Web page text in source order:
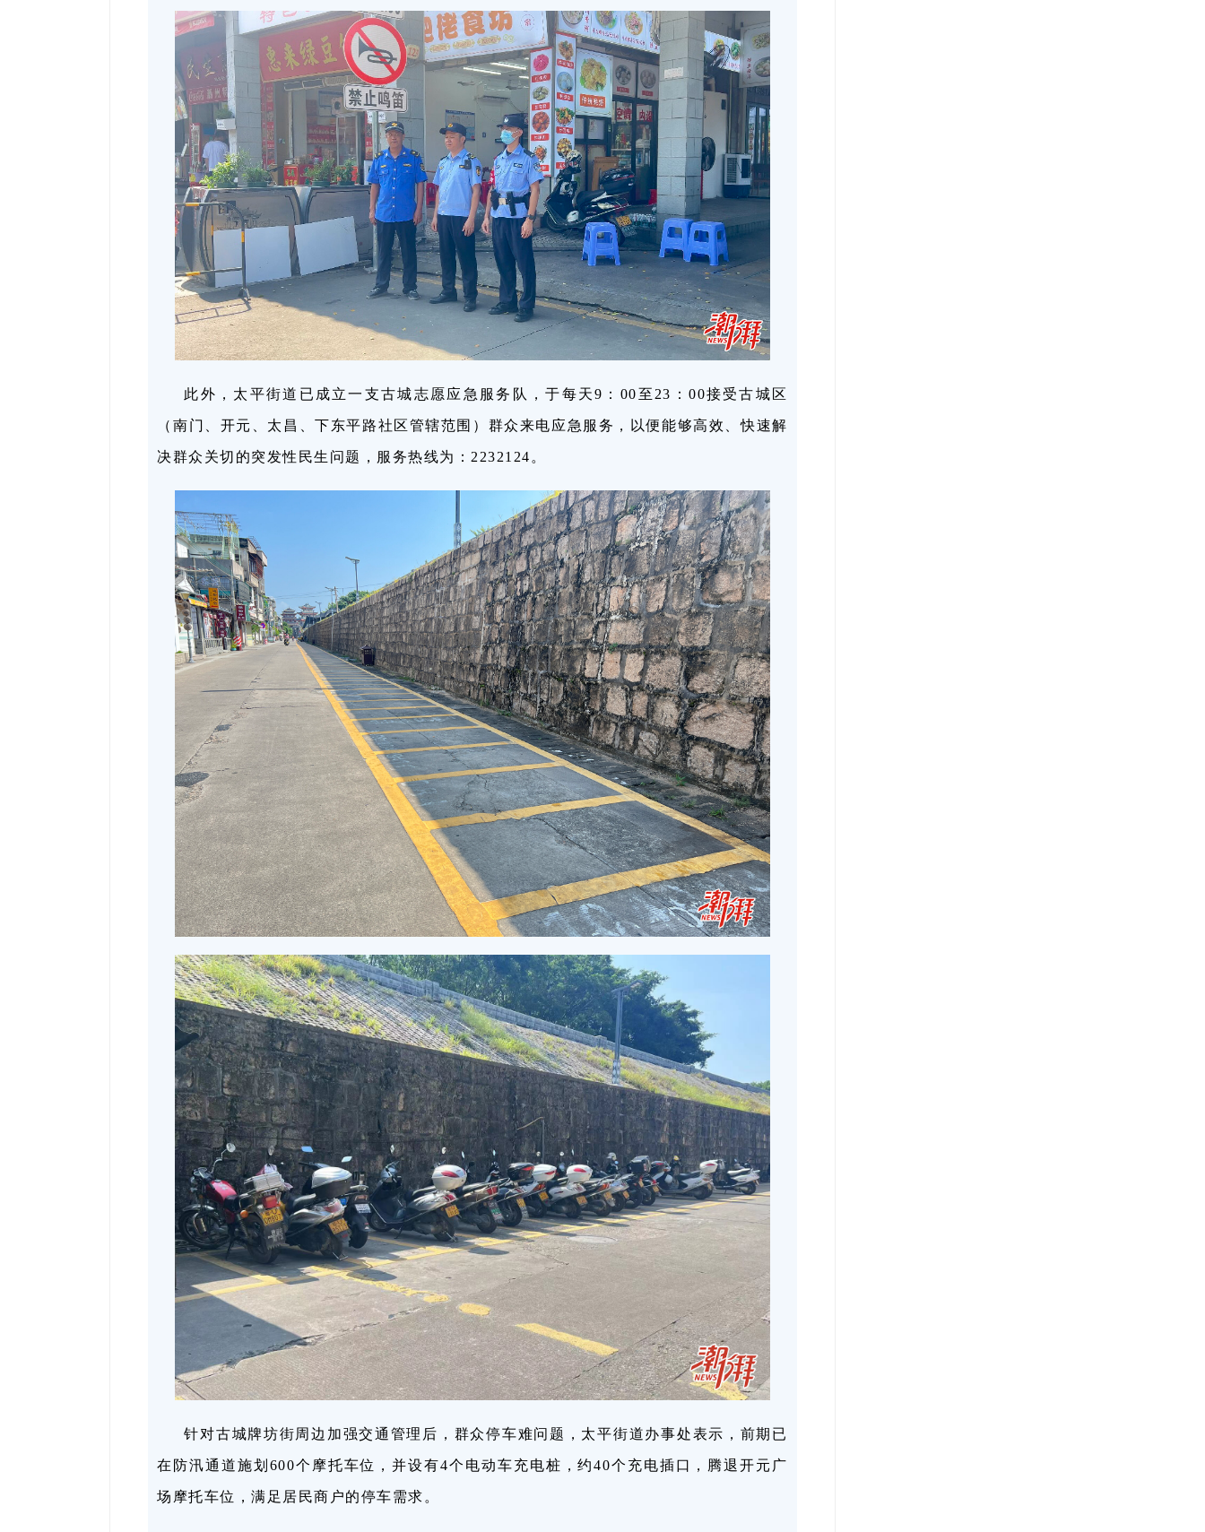
此外，太平街道已成立一支古城志愿应急服务队，于每天9：00至23：00接受古城区
（南门、开元、太昌、下东平路社区管辖范围）群众来电应急服务，以便能够高效、快速解
决群众关切的突发性民生问题，服务热线为：2232124。
针对古城牌坊街周边加强交通管理后，群众停车难问题，太平街道办事处表示，前期已
在防汛通道施划600个摩托车位，并设有4个电动车充电桩，约40个充电插口，腾退开元广
场摩托车位，满足居民商户的停车需求。